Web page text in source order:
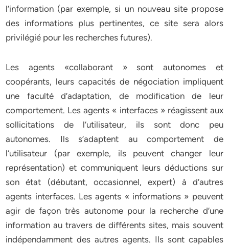
l’information (par exemple, si un nouveau site propose
des informations plus pertinentes, ce site sera alors
privilégié pour les recherches futures).
Les agents «collaborant » sont autonomes et
coopérants, leurs capacités de négociation impliquent
une faculté d’adaptation, de modification de leur
comportement. Les agents « interfaces » réagissent aux
sollicitations de l’utilisateur, ils sont donc peu
autonomes. Ils s’adaptent au comportement de
l’utilisateur (par exemple, ils peuvent changer leur
représentation) et communiquent leurs déductions sur
son état (débutant, occasionnel, expert) à d’autres
agents interfaces. Les agents « informations » peuvent
agir de façon très autonome pour la recherche d’une
information au travers de différents sites, mais souvent
indépendamment des autres agents. Ils sont capables